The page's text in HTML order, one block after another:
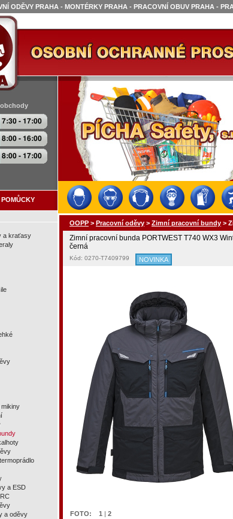
ODĚVY PRAHA - MONTÉRKY PRAHA - PRACOVNÍ OBUV PRAHA -
a kraťasy
a ESD
a oděvy
OOPP > Pracovní oděvy > Zimní pracovní bundy >
Zimní pracovní bunda PORTWEST T740 WX3
černá
Kód: 0270-T7409799 NOVINKA
FOTO: 1 | 2